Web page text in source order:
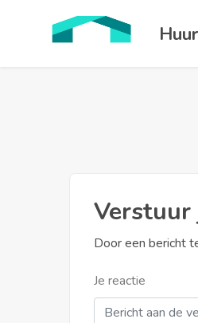
Door een bericht
Je reactie